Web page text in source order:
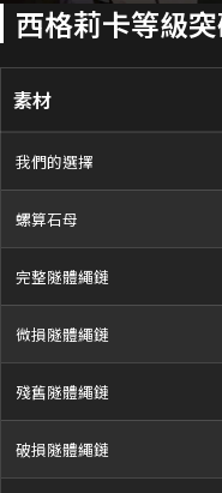
西格莉卡等級
素材
我們的選擇
螺算石母
完整隧體繩鏈
微損隧體繩鏈
殘舊隧體繩鏈
破損隧體繩鏈